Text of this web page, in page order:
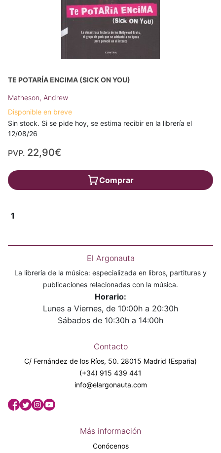
TE POTARÍA ENCIMA (SICK ON YOU)
Matheson, Andrew
Disponible en breve
Sin stock. Si se pide hoy, se estima recibir en la librería el
12/08/26
PVP. 22,90€
Comprar
1
El Argonauta
La librería de la música: especializada en libros, partituras y
publicaciones relacionadas con la música.
Horario:
Lunes a Viernes, de 10:00h a 20:30h
Sábados de 10:30h a 14:00h
Contacto
C/ Fernández de los Ríos, 50. 28015 Madrid (España)
(+34) 915 439 441
info@elargonauta.com
Más información
Conócenos